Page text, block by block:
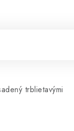
trblietavými